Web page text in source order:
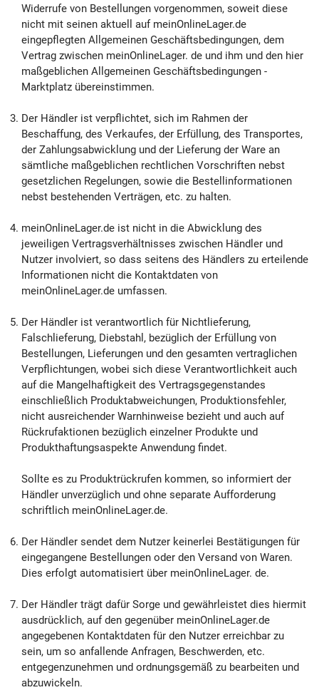
Widerrufe von Bestellungen vorgenommen, soweit diese
nicht mit seinen aktuell auf meinOnlineLager.de
eingepflegten Allgemeinen Geschäftsbedingungen, dem
Vertrag zwischen meinOnlineLager. de und ihm und den hier
maßgeblichen Allgemeinen Geschäftsbedingungen -
Marktplatz übereinstimmen.
Der Händler ist verpflichtet, sich im Rahmen der
Beschaffung, des Verkaufes, der Erfüllung, des Transportes,
der Zahlungsabwicklung und der Lieferung der Ware an
sämtliche maßgeblichen rechtlichen Vorschriften nebst
gesetzlichen Regelungen, sowie die Bestellinformationen
nebst bestehenden Verträgen, etc. zu halten.
meinOnlineLager.de ist nicht in die Abwicklung des
jeweiligen Vertragsverhältnisses zwischen Händler und
Nutzer involviert, so dass seitens des Händlers zu erteilende
Informationen nicht die Kontaktdaten von
meinOnlineLager.de umfassen.
Der Händler ist verantwortlich für Nichtlieferung,
Falschlieferung, Diebstahl, bezüglich der Erfüllung von
Bestellungen, Lieferungen und den gesamten vertraglichen
Verpflichtungen, wobei sich diese Verantwortlichkeit auch
auf die Mangelhaftigkeit des Vertragsgegenstandes
einschließlich Produktabweichungen, Produktionsfehler,
nicht ausreichender Warnhinweise bezieht und auch auf
Rückrufaktionen bezüglich einzelner Produkte und
Produkthaftungsaspekte Anwendung findet.
Sollte es zu Produktrückrufen kommen, so informiert der
Händler unverzüglich und ohne separate Aufforderung
schriftlich meinOnlineLager.de.
Der Händler sendet dem Nutzer keinerlei Bestätigungen für
eingegangene Bestellungen oder den Versand von Waren.
Dies erfolgt automatisiert über meinOnlineLager. de.
Der Händler trägt dafür Sorge und gewährleistet dies hiermit
ausdrücklich, auf den gegenüber meinOnlineLager.de
angegebenen Kontaktdaten für den Nutzer erreichbar zu
sein, um so anfallende Anfragen, Beschwerden, etc.
entgegenzunehmen und ordnungsgemäß zu bearbeiten und
abzuwickeln.